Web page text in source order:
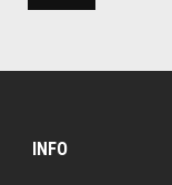
INFO